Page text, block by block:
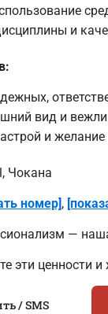
и
вид и
и желание
Чокана
номер],
—
эти ценности
/ SMS